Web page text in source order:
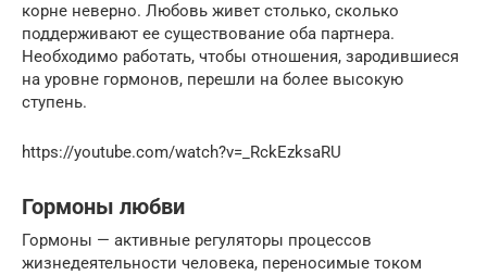
корне неверно. Любовь живет столько, сколько
поддерживают ее существование оба партнера.
Необходимо работать, чтобы отношения, зародившиеся
на уровне гормонов, перешли на более высокую
ступень.
https://youtube.com/watch?v=_RckEzksaRU
Гормоны любви
Гормоны — активные регуляторы процессов
жизнедеятельности человека, переносимые током